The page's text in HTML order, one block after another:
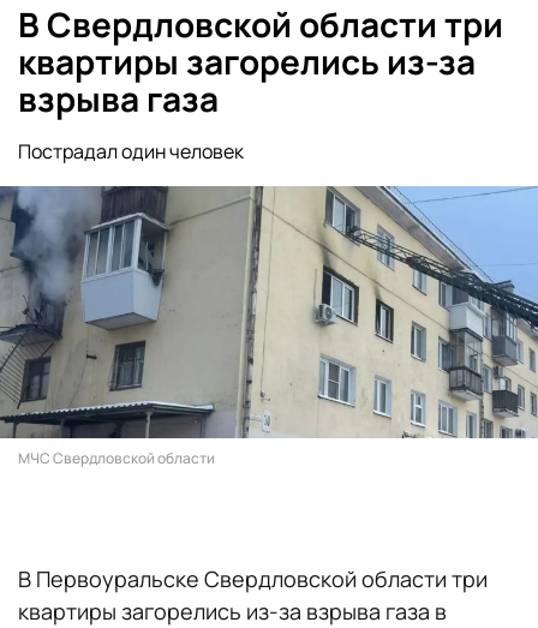
В Свердловской области три
квартиры загорелись из-за
взрыва газа
Пострадал один человек
МЧС Свердловской области
В Первоуральске Свердловской области три
квартиры загорелись из-за взрыва газа в